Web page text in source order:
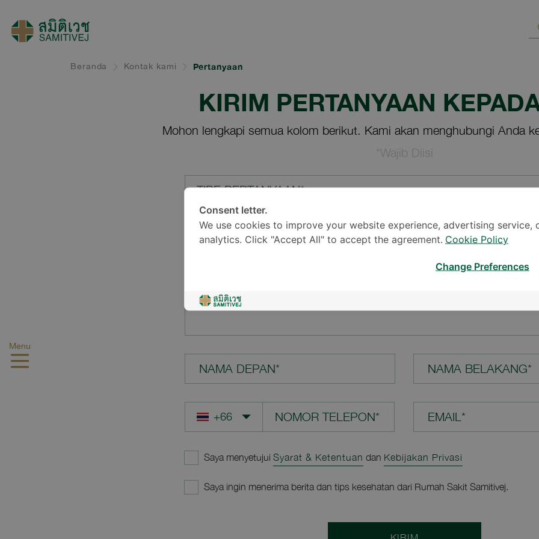
Menu
Beranda Kontak kami Pertanyaan
KIRIM PERTANYAAN
Mohon lengkapi semua kolom berikut. Kami akan menghubungi Anda
*Wajib Diisi
TIPE PERTANYAAN*
LOKASI*
NAMA DEPAN* NAMA BELAKANG*
EMAIL*
Saya menyetujui Syarat & Ketentuan dan Kebijakan Privasi
Saya ingin menerima berita dan tips kesehatan dari Rumah Sakit Samitivej.
Consent letter.
We use cookies to improve your website experience, advertising service,
analytics. Click "Accept All" to accept the agreement. Cookie Policy
Change Preferences